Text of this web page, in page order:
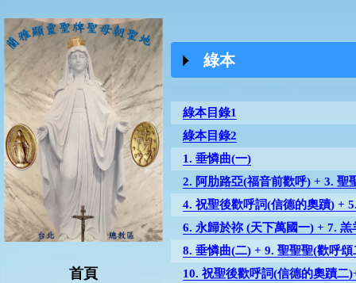
首頁
綠本
綠本目錄1
綠本目錄2
1. 垂憐曲(一)
2. 阿肋路亞(福音前歡呼) + 3. 聖
4. 祝聖後歡呼詞(信德的奧蹟) +
6. 永歸於祢 (天下萬國一) + 7. 羔
8. 垂憐曲(二) + 9. 聖聖聖(歡呼頌
10. 祝聖後歡呼詞(信德的奧蹟二